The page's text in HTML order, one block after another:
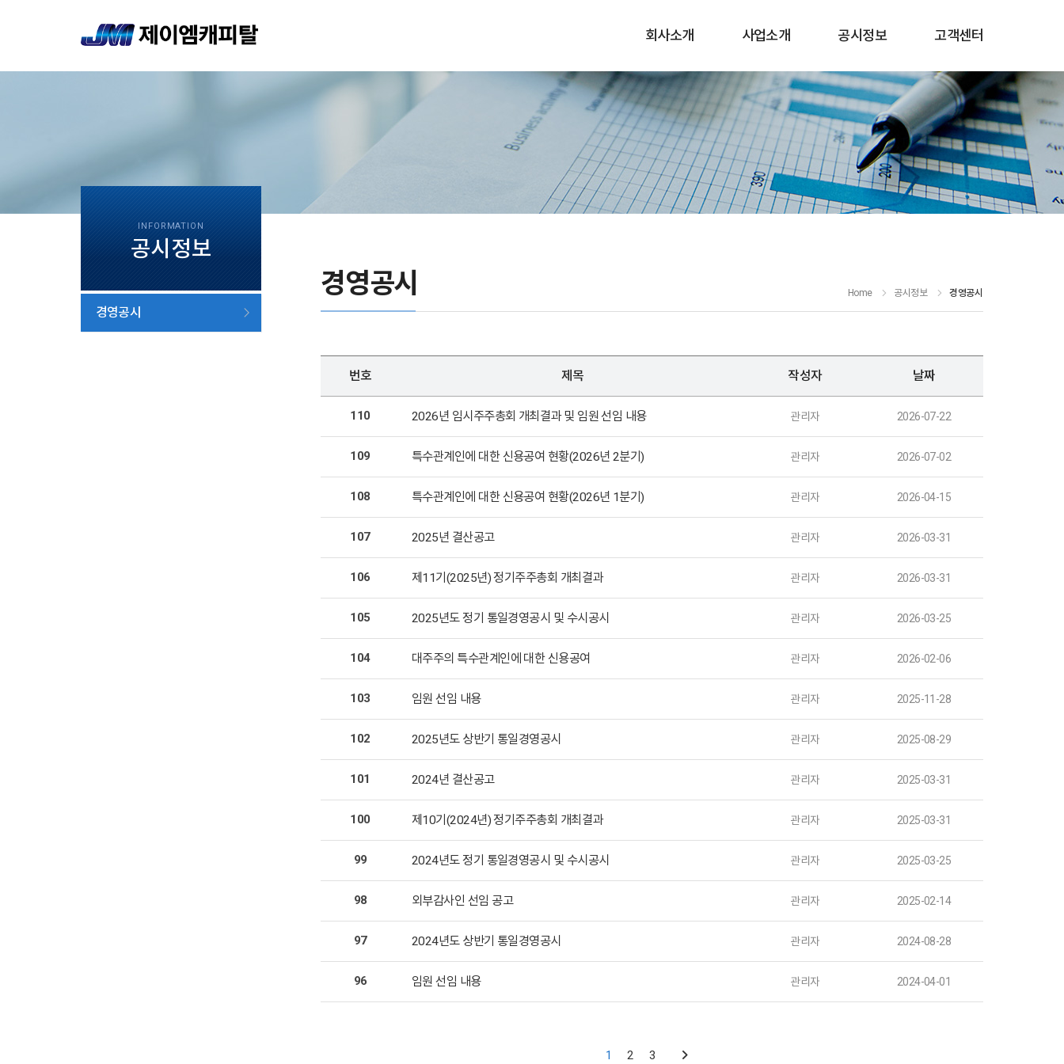
회사소개 사업소개 공시정보 고객센터
INFORMATION
공시정보
경영공시
경영공시 Home 공시정보 경영공시
번호 제목 작성자 날짜
110 2026년 임시주주총회 개최결과 및 임원 선임 내용 관리자 2026-07-22
109 특수관계인에 대한 신용공여 현황(2026년 2분기) 관리자 2026-07-02
108 특수관계인에 대한 신용공여 현황(2026년 1분기) 관리자 2026-04-15
107 2025년 결산공고 관리자 2026-03-31
106 제11기(2025년) 정기주주총회 개최결과 관리자 2026-03-31
105 2025년도 정기 통일경영공시 및 수시공시 관리자 2026-03-25
104 대주주의 특수관계인에 대한 신용공여 관리자 2026-02-06
103 임원 선임 내용 관리자 2025-11-28
102 2025년도 상반기 통일경영공시 관리자 2025-08-29
101 2024년 결산공고 관리자 2025-03-31
100 제10기(2024년) 정기주주총회 개최결과 관리자 2025-03-31
99 2024년도 정기 통일경영공시 및 수시공시 관리자 2025-03-25
98 외부감사인 선임 공고 관리자 2025-02-14
97 2024년도 상반기 통일경영공시 관리자 2024-08-28
96 임원 선임 내용 관리자 2024-04-01
1 2 3